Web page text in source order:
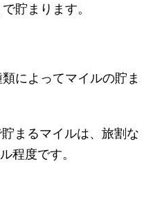
貯まります。
によってマイルの貯ま
まるマイルは、旅割な
程度です。